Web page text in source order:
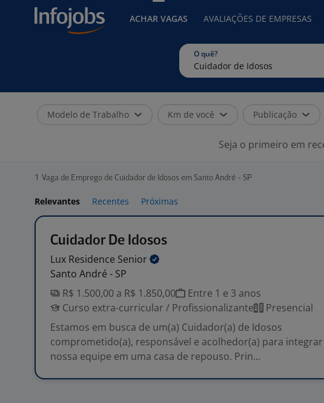
ACHAR VAGAS AVALIAÇÕES DE EMPRESAS
O quê?
Modelo de Trabalho Km de você Publicação
Seja o primeiro em
1 Vaga de Emprego de Cuidador de Idosos em Santo André - SP
Relevantes Recentes Próximas
Cuidador De Idosos
Lux Residence Senior
Santo André - SP
R$ 1.500,00 a R$ 1.850,00
Entre 1 e 3 anos
Curso extra-curricular / Profissionalizante
Presencial
Estamos em busca de um(a) Cuidador(a) de Idosos
comprometido(a), responsável e acolhedor(a) para integrar
nossa equipe em uma casa de repouso. Prin...